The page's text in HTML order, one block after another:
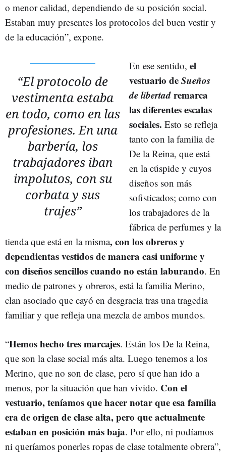
o menor calidad, dependiendo de su posición social.
Estaban muy presentes los protocolos del buen vestir y
de la educación”, expone.
“El protocolo de
vestimenta estaba
en todo, como en las
profesiones. En una
barbería, los
trabajadores iban
impolutos, con su
corbata y sus
trajes”
En ese sentido, el
vestuario deSueños
de libertadremarca
las diferentes escalas
sociales. Esto se refleja
tanto con la familia de
De la Reina, que está
en la cúspide y cuyos
diseños son más
sofisticados; como con
los trabajadores de la
fábrica de perfumes y la
tienda que está en la misma, con los obreros y
dependientas vestidos de manera casi uniforme y
con diseños sencillos cuando no están laburando. En
medio de patrones y obreros, está la familia Merino,
clan asociado que cayó en desgracia tras una tragedia
familiar y que refleja una mezcla de ambos mundos.
“Hemos hecho tres marcajes. Están los De la Reina,
que son la clase social más alta. Luego tenemos a los
Merino, que no son de clase, pero sí que han ido a
menos, por la situación que han vivido. Con el
vestuario, teníamos que hacer notar que esa familia
era de origen de clase alta, pero que actualmente
estaban en posición más baja. Por ello, ni podíamos
ni queríamos ponerles ropas de clase totalmente obrera”,